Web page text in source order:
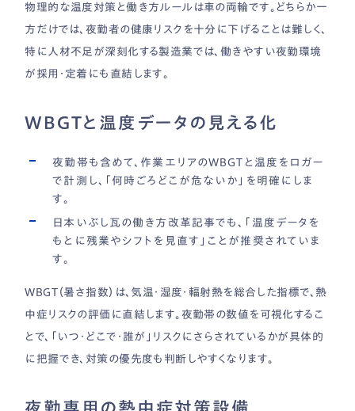
物理的な温度対策と働き方ルールは車の両輪です。どちらか一
方だけでは、夜勤者の健康リスクを十分に下げることは難しく、
特に人材不足が深刻化する製造業では、働きやすい夜勤環境
が採用・定着にも直結します。
WBGTと温度データの見える化
夜勤帯も含めて、作業エリアのWBGTと温度をロガー
で計測し、「何時ごろどこが危ないか」を明確にしま
す。
日本いぶし瓦の働き方改革記事でも、「温度データを
もとに残業やシフトを見直す」ことが推奨されていま
す。
WBGT（暑さ指数）は、気温・湿度・輻射熱を総合した指標で、熱
中症リスクの評価に直結します。夜勤帯の数値を可視化するこ
とで、「いつ・どこで・誰が」リスクにさらされているかが具体的
に把握でき、対策の優先度も判断しやすくなります。